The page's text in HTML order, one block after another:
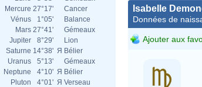
Mercure 27°17'
Cancer
Vénus
1°05'
Balance
Mars 27°41'
Gémeaux
Jupiter
8°29'
Lion
Saturne 14°38' Я Bélier
Uranus
5°13'
Gémeaux
Neptune
4°10' Я Bélier
Pluton
4°01' Я Verseau
Isabelle
Données de
Ajouter aux